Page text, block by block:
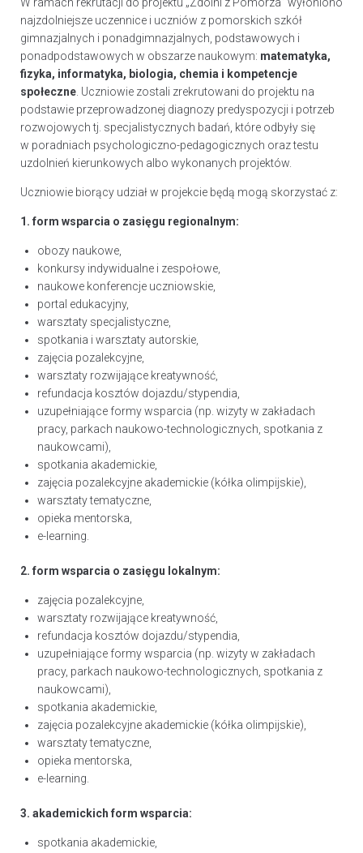
najzdolniejsze uczennice i uczniów z pomorskich szkół
gimnazjalnych i ponadgimnazjalnych, podstawowych i
ponadpodstawowych w obszarze naukowym: matematyka,
fizyka, informatyka, biologia, chemia i kompetencje
społeczne . Uczniowie zostali zrekrutowani do projektu na
podstawie przeprowadzonej diagnozy predyspozycji i potrzeb
rozwojowych tj. specjalistycznych badań, które odbyły się
w poradniach psychologiczno-pedagogicznych oraz testu
uzdolnień kierunkowych albo wykonanych projektów.
Uczniowie biorący udział w projekcie będą mogą skorzystać z:
1. form wsparcia o zasięgu regionalnym:
obozy naukowe,
konkursy indywidualne i zespołowe,
naukowe konferencje uczniowskie,
portal edukacyjny,
warsztaty specjalistyczne,
spotkania i warsztaty autorskie,
zajęcia pozalekcyjne,
warsztaty rozwijające kreatywność,
refundacja kosztów dojazdu/stypendia,
uzupełniające formy wsparcia (np. wizyty w zakładach
pracy, parkach naukowo-technologicznych, spotkania z
naukowcami),
spotkania akademickie,
zajęcia pozalekcyjne akademickie (kółka olimpijskie),
warsztaty tematyczne,
opieka mentorska,
e-learning.
2. form wsparcia o zasięgu lokalnym:
zajęcia pozalekcyjne,
warsztaty rozwijające kreatywność,
refundacja kosztów dojazdu/stypendia,
uzupełniające formy wsparcia (np. wizyty w zakładach
pracy, parkach naukowo-technologicznych, spotkania z
naukowcami),
spotkania akademickie,
zajęcia pozalekcyjne akademickie (kółka olimpijskie),
warsztaty tematyczne,
opieka mentorska,
e-learning.
3. akademickich form wsparcia:
spotkania akademickie,